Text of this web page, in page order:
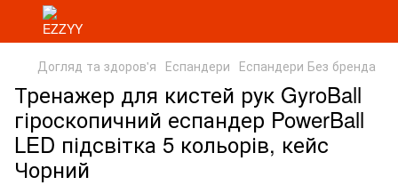
Догляд та здоров'я Еспандери Еспандери Без бренда
Тренажер для кистей рук GyroBall
гіроскопичний еспандер PowerBall
LED підсвітка 5 кольорів, кейс
Чорний